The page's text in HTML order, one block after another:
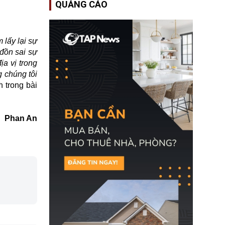
lấy lại sự
sai sự
vị trong
chúng tôi
trong bài
Phan An
nguy cơ thiếu hụt lực
lượng trầm trọng. Điều
này cần được đặc biệt
chú ý bởi nếu các siêu
bão đổ bộ Hoa Kỳ ở nửa
cuối năm 2026, lực
lượng ứng phó “mỏng”
có thể làm nghẽn công
tác cứu trợ; dẫn đến hệ
thống ứng phó khẩn cấp
quốc gia quá tải.
QUẢNG CÁO